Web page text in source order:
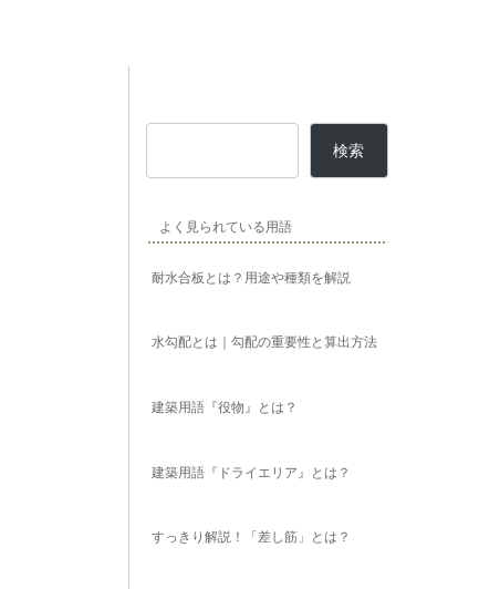
検索
よく見られている用語
耐水合板とは？用途や種類を解説
水勾配とは｜勾配の重要性と算出方法
建築用語『役物』とは？
建築用語『ドライエリア』とは？
すっきり解説！「差し筋」とは？